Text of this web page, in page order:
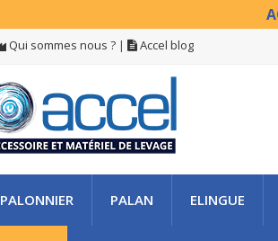
Qui sommes nous ? | Accel blog
PALONNIER PALAN ELINGUE